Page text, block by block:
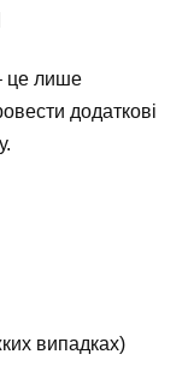
це лише
додаткові
випадках)